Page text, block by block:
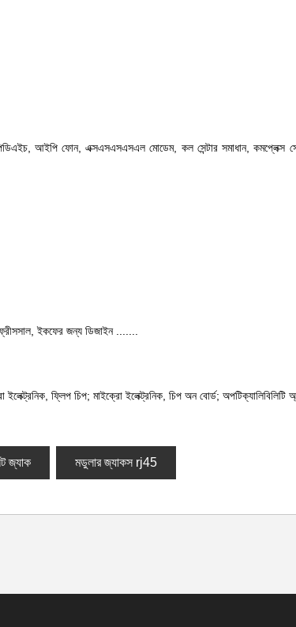
আইপি ফোন, এক্সএসএসএসএল মোডেম, কল সেন্টার সমাধান,
ইকফের জন্য ডিজাইন .......
ইলেক্ট্রনিক, ফ্লিপ চিপ; মাইক্রো ইলেক্ট্রনিক, চিপ অন বোর্ড;
জ্যাক মডুলার জ্যাকস rj45